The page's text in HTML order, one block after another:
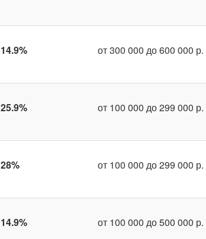
14.9% от 300 000 до 600 000 р.
25.9% от 100 000 до 299 000 р.
28% от 100 000 до 299 000 р.
14.9% от 100 000 до 500 000 р.